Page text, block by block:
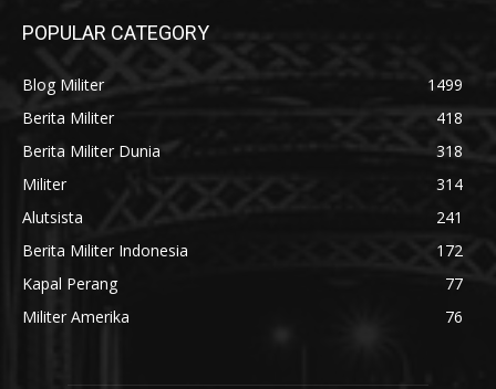
POPULAR CATEGORY
Blog Militer
1499
Berita Militer
418
Berita Militer Dunia
318
Militer
314
Alutsista
241
Berita Militer Indonesia
172
Kapal Perang
77
Militer Amerika
76